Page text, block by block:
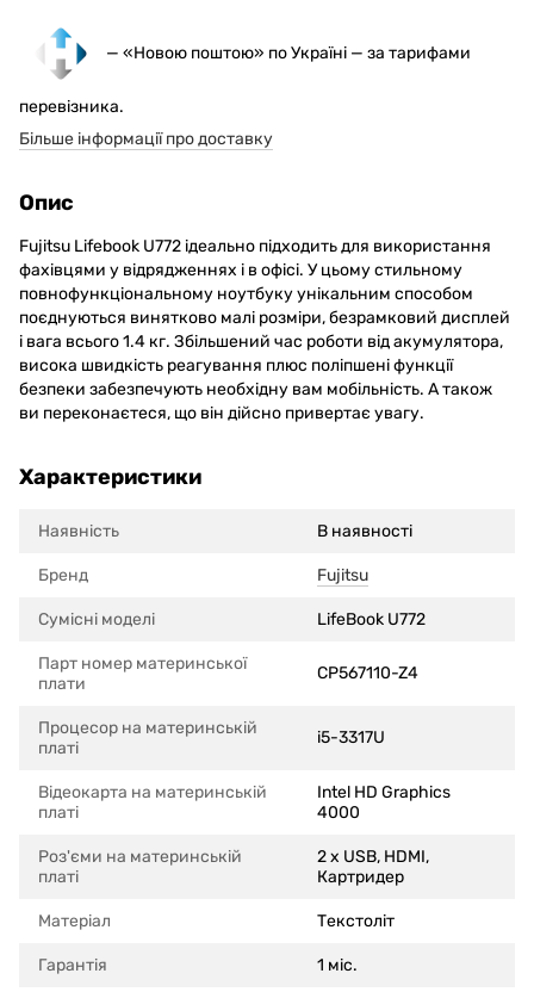
— «Новою поштою» по Україні — за тарифами
перевізника.
Більше інформації про доставку
Опис
Fujitsu Lifebook U772 ідеально підходить для використання
фахівцями у відрядженнях і в офісі. У цьому стильному
повнофункціональному ноутбуку унікальним способом
поєднуються винятково малі розміри, безрамковий дисплей
і вага всього 1.4 кг. Збільшений час роботи від акумулятора,
висока швидкість реагування плюс поліпшені функції
безпеки забезпечують необхідну вам мобільність. А також
ви переконаєтеся, що він дійсно привертає увагу.
Характеристики
Наявність В наявності
Бренд Fujitsu
Сумісні моделi LifeBook U772
Парт номер материнської
плати
CP567110-Z4
Процесор на материнській
платі
i5-3317U
Відеокарта на материнській
платі
Intel HD Graphics
4000
Роз'єми на материнській
платі
2 x USB, HDMI,
Картридер
Матеріал Текстоліт
Гарантія 1 міс.